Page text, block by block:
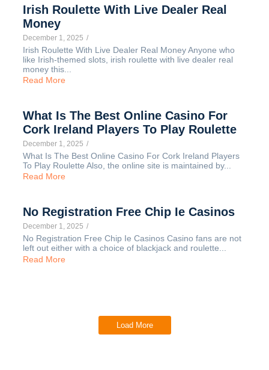
Irish Roulette With Live Dealer Real
Money
December 1, 2025 /
Irish Roulette With Live Dealer Real Money Anyone who
like Irish-themed slots, irish roulette with live dealer real
money this...
Read More
What Is The Best Online Casino For
Cork Ireland Players To Play Roulette
December 1, 2025 /
What Is The Best Online Casino For Cork Ireland Players
To Play Roulette Also, the online site is maintained by...
Read More
No Registration Free Chip Ie Casinos
December 1, 2025 /
No Registration Free Chip Ie Casinos Casino fans are not
left out either with a choice of blackjack and roulette...
Read More
Load More